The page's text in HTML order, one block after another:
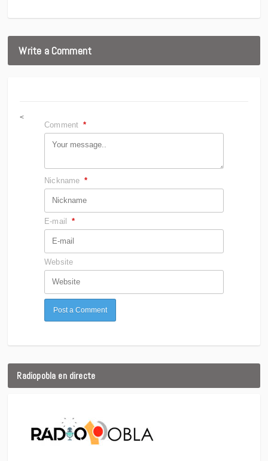
Write a Comment
<
Comment *
Nickname *
E-mail *
Website
Radiopobla en directe